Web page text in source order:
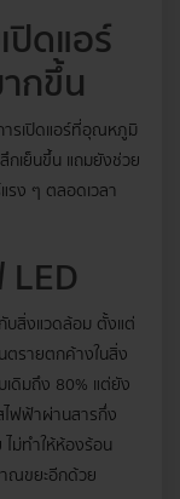
ดแอร์
กขึ้น
รเปิดแอร์ที่อุณหภูมิ
กเย็นขึ้น แถมยังช่วย
รง ๆ ตลอดเวลา
บสิ่งแวดล้อม ตั้งแต่
ตรายตกค้างในสิ่ง
ดิมถึง 80% แต่ยัง
ไฟฟ้าผ่านสารกึ่ง
ม่ทำให้ห้องร้อน
ณขยะอีกด้วย